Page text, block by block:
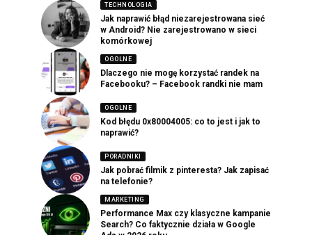
TECHNOLOGIA
Jak naprawić błąd niezarejestrowana sieć
w Android? Nie zarejestrowano w sieci
komórkowej
OGOLNE
Dlaczego nie mogę korzystać randek na
Facebooku? – Facebook randki nie mam
OGOLNE
Kod błędu 0x80004005: co to jest i jak to
naprawić?
PORADNIKI
Jak pobrać filmik z pinteresta? Jak zapisać
na telefonie?
MARKETING
Performance Max czy klasyczne kampanie
Search? Co faktycznie działa w Google